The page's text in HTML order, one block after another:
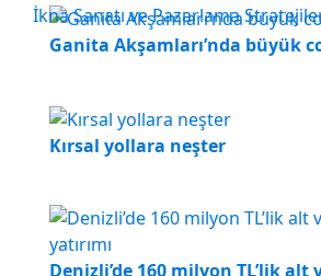
Ganita Akşamları’nda büyük
Kırsal yollara neşter
Denizli’de 160 milyon TL’lik alt
İkna Sanatı ve Pazarlama